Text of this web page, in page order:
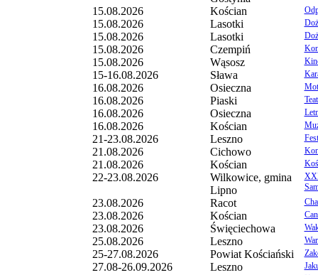
15.08.2026 Kościan
15.08.2026 Lasotki
15.08.2026 Lasotki
15.08.2026 Czempiń
15.08.2026 Wąsosz
15-16.08.2026 Sława
16.08.2026 Osieczna
16.08.2026 Piaski
16.08.2026 Osieczna
16.08.2026 Kościan
21-23.08.2026 Leszno
21.08.2026 Cichowo
21.08.2026 Kościan
22-23.08.2026
Wilkowice, gmina
Lipno
23.08.2026 Racot
23.08.2026 Kościan
23.08.2026 Święciechowa
25.08.2026 Leszno
25-27.08.2026 Powiat Kościański
27.08-26.09.2026 Leszno